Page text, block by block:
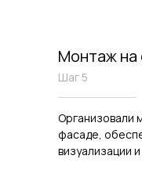
Монтаж на
Шаг 5
Организовали
фасаде,
визуализации